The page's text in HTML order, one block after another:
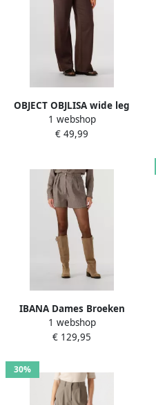
OBJECT OBJLISA wide leg
regular waist pantalon
donkerbruin
1 webshop
€ 49,99
IBANA Dames Broeken
Serena Short Camel
1 webshop
€ 129,95
30%